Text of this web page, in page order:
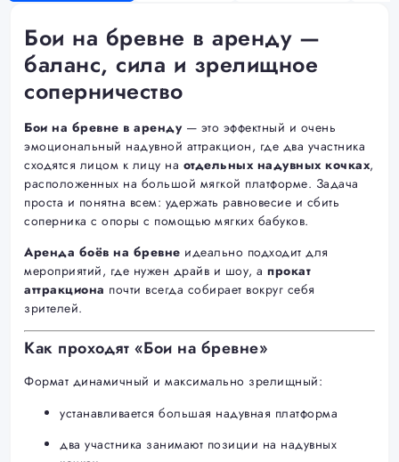
Бои на бревне в аренду —
баланс, сила и зрелищное
соперничество
Бои на бревне в аренду— это эффектный и очень
эмоциональный надувной аттракцион, где два участника
сходятся лицом к лицу на отдельных надувных кочках,
расположенных на большой мягкой платформе. Задача
проста и понятна всем: удержать равновесие и сбить
соперника с опоры с помощью мягких бабуков.
Аренда боёв на бревне идеально подходит для
мероприятий, где нужен драйв и шоу, а прокат
аттракциона почти всегда собирает вокруг себя
зрителей.
Как проходят «Бои на бревне»
Формат динамичный и максимально зрелищный:
устанавливается большая надувная платформа
два участника занимают позиции на надувных